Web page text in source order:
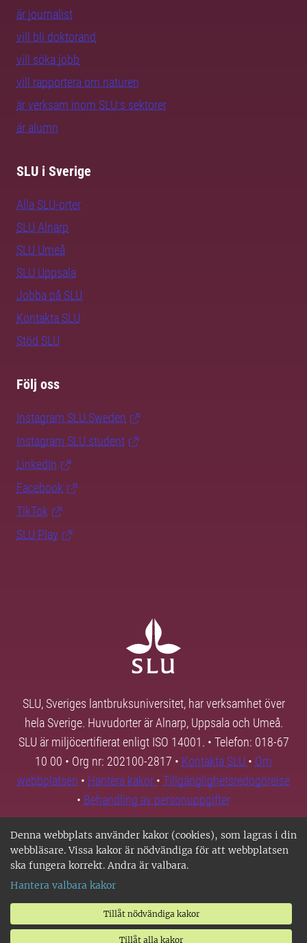
Denna webbplats använder kakor (cookies), som lagras i din
webbläsare. Vissa kakor är nödvändiga för att webbplatsen
ska fungera korrekt. Andra är valbara.
Hantera valbara kakor
Tillåt nödvändiga kakor
Tillåt alla kakor
är journalist
vill bli doktorand
vill söka jobb
vill rapportera om naturen
är verksam inom SLU:s sektorer
är alumn
SLU i Sverige
Alla SLU-orter
SLU Alnarp
SLU Umeå
SLU Uppsala
Jobba på SLU
Kontakta SLU
Stöd SLU
Följ oss
Instagram SLU.Sweden
Instagram SLU.student
LinkedIn
Facebook
TikTok
SLU Play
SLU, Sveriges lantbruksuniversitet, har verksamhet över
hela Sverige. Huvudorter är Alnarp, Uppsala och Umeå.
SLU är miljöcertifierat enligt ISO 14001. • Telefon: 018-67
10 00 • Org nr: 202100-2817 • Kontakta SLU • Om
webbplatsen • Hantera kakor • Tillgänglighetsredogörelse
• Behandling av personuppgifter